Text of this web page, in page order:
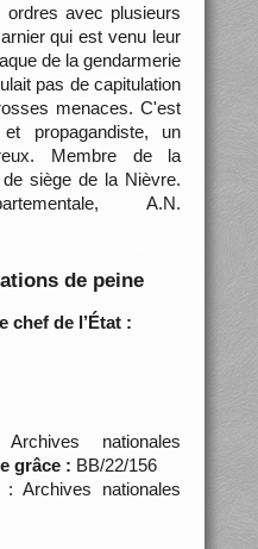
ordres avec plusieurs
qui est venu leur
de la gendarmerie
pas de capitulation
menaces. C'est
propagandiste, un
Membre de la
siège de la Nièvre.
A.N.
de peine
chef de l’État :
Archives nationales
grâce : BB/22/156
Archives nationales